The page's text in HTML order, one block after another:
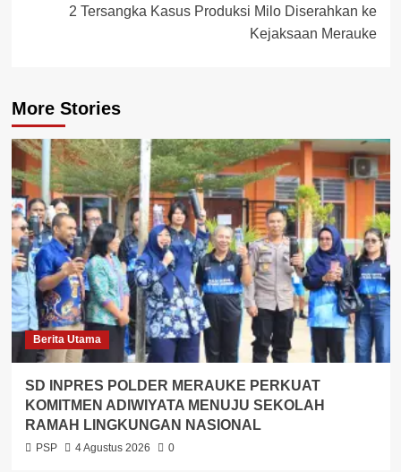
2 Tersangka Kasus Produksi Milo Diserahkan ke
Kejaksaan Merauke
More Stories
Berita Utama
SD INPRES POLDER MERAUKE PERKUAT
KOMITMEN ADIWIYATA MENUJU SEKOLAH
RAMAH LINGKUNGAN NASIONAL
PSP 4 Agustus 2026 0